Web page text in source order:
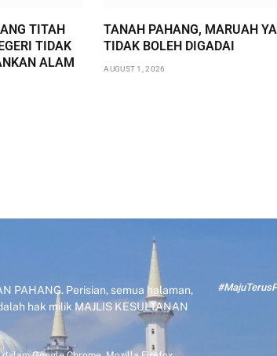
TITAH
TIDAK
ALAM
TANAH PAHANG, MARUAH
TIDAK BOLEH DIGADAI
AUGUST 1, 2026
PAHANG. Perisian, semua halaman,
hak milik MAJLIS KESULTANAN